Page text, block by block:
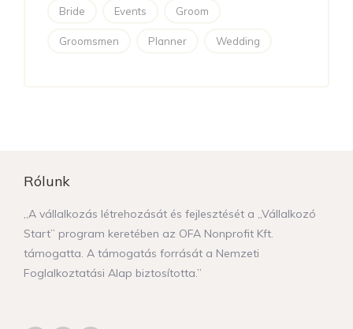
Bride Events Groom
Groomsmen Planner Wedding
Rólunk
„A vállalkozás létrehozását és fejlesztését a „Vállalkozó
Start” program keretében az OFA Nonprofit Kft.
támogatta. A támogatás forrását a Nemzeti
Foglalkoztatási Alap biztosította.”